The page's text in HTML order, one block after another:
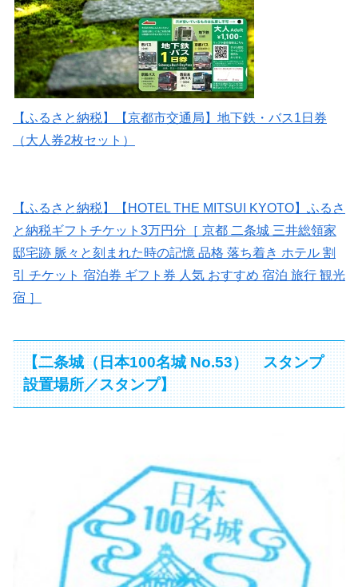
【ふるさと納税】【京都市交通局】地下鉄・バス1日券
（大人券2枚セット）
【ふるさと納税】【HOTEL THE MITSUI KYOTO】ふるさ
と納税ギフトチケット3万円分［ 京都 二条城 三井総領家
邸宅跡 脈々と刻まれた時の記憶 品格 落ち着き ホテル 割
引 チケット 宿泊券 ギフト券 人気 おすすめ 宿泊 旅行 観光
宿 ］
【二条城（日本100名城 No.53） スタンプ
設置場所／スタンプ】